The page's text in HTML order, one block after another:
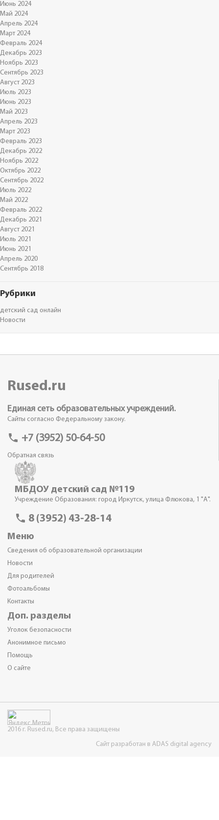
Июнь 2024
Май 2024
Апрель 2024
Март 2024
Февраль 2024
Декабрь 2023
Ноябрь 2023
Сентябрь 2023
Август 2023
Июль 2023
Июнь 2023
Май 2023
Апрель 2023
Март 2023
Февраль 2023
Декабрь 2022
Ноябрь 2022
Октябрь 2022
Сентябрь 2022
Июль 2022
Май 2022
Февраль 2022
Декабрь 2021
Август 2021
Июль 2021
Июнь 2021
Апрель 2020
Сентябрь 2018
Рубрики
детский сад онлайн
Новости
Rused.ru
Единая сеть образовательных учреждений.
Сайты согласно Федеральному закону.
phone +7 (3952) 50-64-50
Обратная связь
МБДОУ детский сад №119
Учреждение Образования: город Иркутск, улица Флюкова, 1 "А".
phone 8 (3952) 43-28-14
Меню
Сведения об образовательной организации
Новости
Для родителей
Фотоальбомы
Контакты
Доп. разделы
Уголок безопасности
Анонимное письмо
Помощь
О сайте
2016 г. Rused.ru, Все права защищены
Сайт разработан в ADAS digital agency